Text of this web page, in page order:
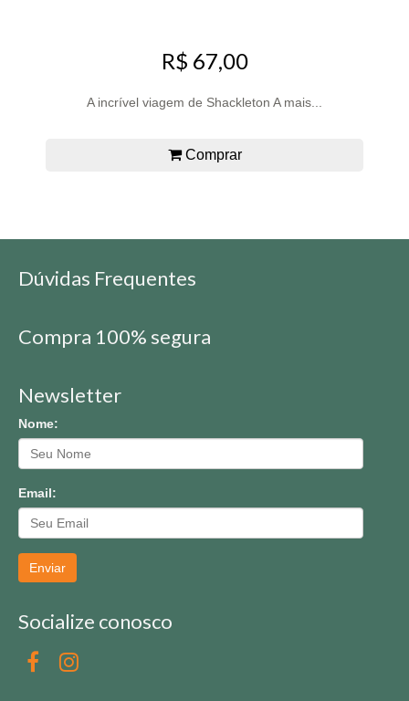
R$ 67,00
A incrível viagem de Shackleton A mais...
Comprar
Dúvidas Frequentes
Compra 100% segura
Newsletter
Nome:
Email:
Enviar
Socialize conosco